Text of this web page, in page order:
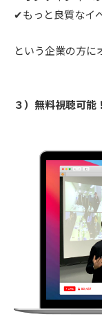
✔︎もっと良質なイ
という企業の方に
３）無料視聴可